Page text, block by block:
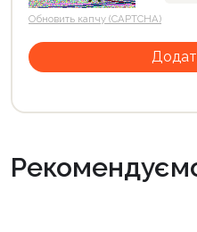
Обновить капчу (CAPTCHA)